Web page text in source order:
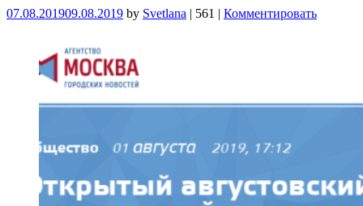
07.08.201909.08.2019 by Svetlana | 561 | Комментировать